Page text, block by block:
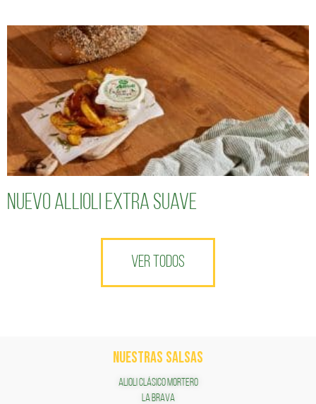
Nuevo Allioli Extra Suave
VER TODOS
NUESTRAS SALSAS
ALIOLI CLÁSICO MORTERO
LA BRAVA